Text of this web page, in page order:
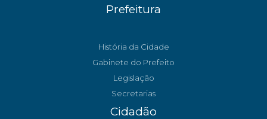
Prefeitura
História da Cidade
Gabinete do Prefeito
Legislação
Secretarias
Cidadão